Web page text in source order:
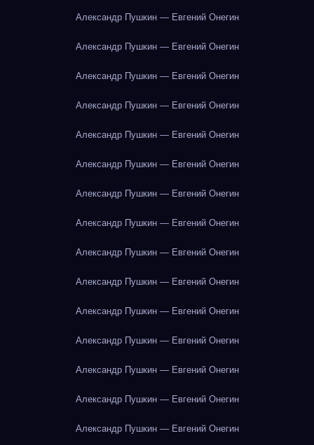
Александр Пушкин — Евгений Онегин
Александр Пушкин — Евгений Онегин
Александр Пушкин — Евгений Онегин
Александр Пушкин — Евгений Онегин
Александр Пушкин — Евгений Онегин
Александр Пушкин — Евгений Онегин
Александр Пушкин — Евгений Онегин
Александр Пушкин — Евгений Онегин
Александр Пушкин — Евгений Онегин
Александр Пушкин — Евгений Онегин
Александр Пушкин — Евгений Онегин
Александр Пушкин — Евгений Онегин
Александр Пушкин — Евгений Онегин
Александр Пушкин — Евгений Онегин
Александр Пушкин — Евгений Онегин